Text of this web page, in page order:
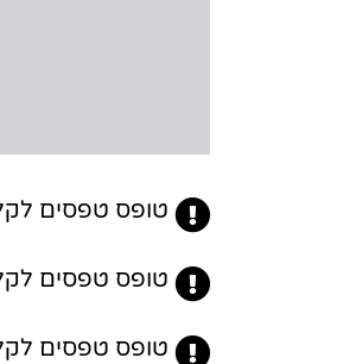
טופס טפסים
טופס טפסים
טופס טפסים